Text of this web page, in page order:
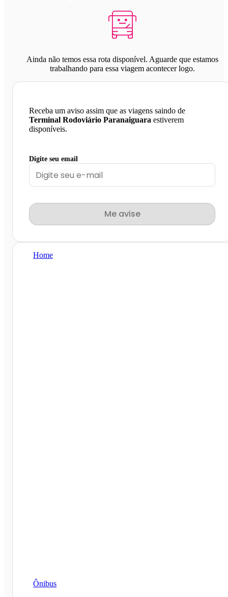
Ainda não temos essa rota disponível. Aguarde que estamos
trabalhando para essa viagem acontecer logo.
Receba um aviso assim que as viagens saindo de
Terminal Rodoviário Paranaiguara estiverem
disponíveis.
Digite seu email
Me avise
Home
Ônibus